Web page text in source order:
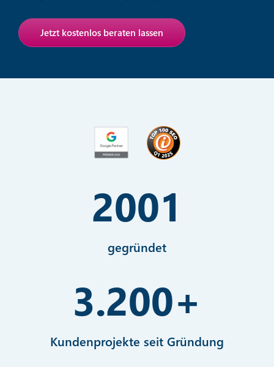
Jetzt kostenlos beraten lassen
2001
gegründet
3.200+
Kundenprojekte seit Gründung